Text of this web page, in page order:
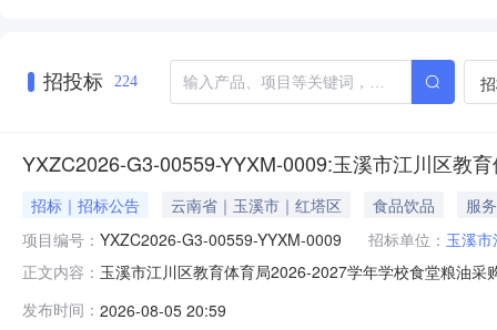
招投标 224
YXZC2026-G3-00559-YYXM-0009:玉溪市江川区教
招标｜招标公告 云南省｜玉溪市｜红塔区 食品饮品
服务
项目编号： YXZC2026-G3-00559-YYXM-0009 招标单位： 玉溪
正文内容： 玉溪市江川区教育体育局2026-2027学年学校食堂粮油
23:59（北京时间，法定节假日除外）招标文件售价￥0
发布时间： 2026-08-05 20:59